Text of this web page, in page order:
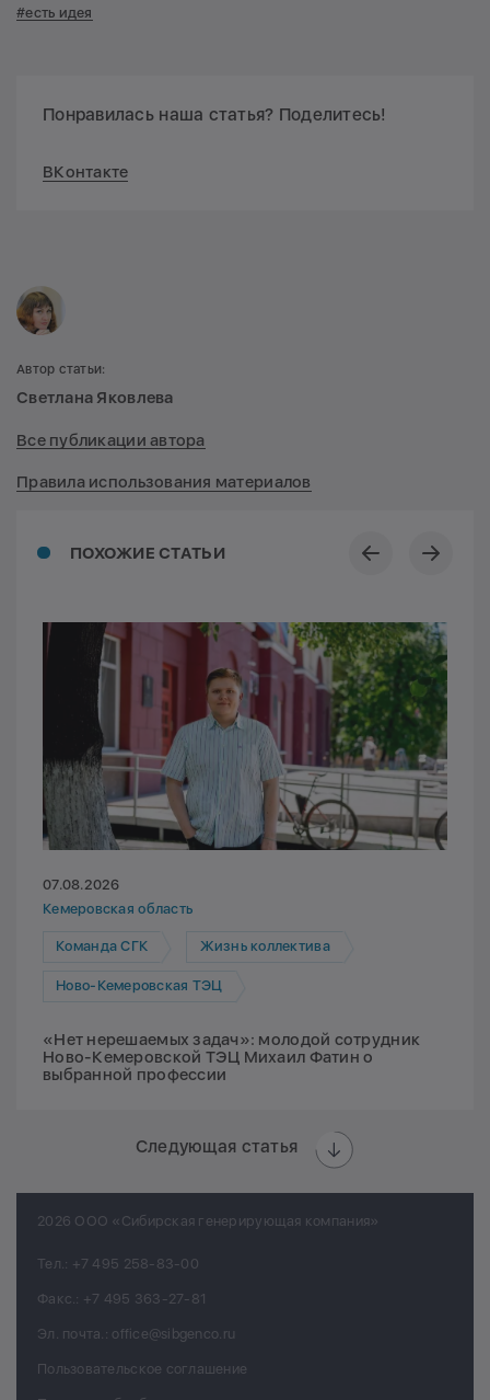
#есть идея
Понравилась наша статья? Поделитесь!
ВКонтакте
ПОХОЖИЕ СТАТЬИ
07.08.2026
Кемеровская область
Команда СГК Жизнь коллектива
Ново-Кемеровская ТЭЦ
«Нет нерешаемых задач»: молодой сотрудник
Ново-Кемеровской ТЭЦ Михаил Фатин о
выбранной профессии
Следующая статья
Автор статьи:
Светлана Яковлева
Все публикации автора
Правила использования материалов
2026 ООО «Сибирская генерирующая компания»
Тел.: +7 495 258-83-00
Факс.: +7 495 363-27-81
Эл. почта.: office@sibgenco.ru
Пользовательское соглашение